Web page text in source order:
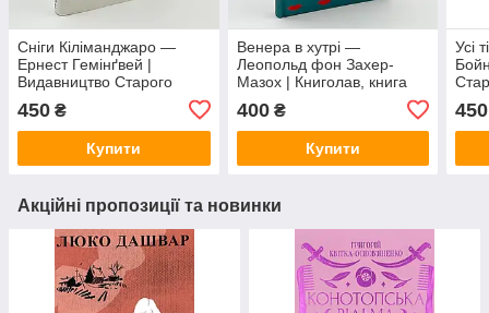
Сніги Кіліманджаро —
Ернест Гемінґвей |
Видавництво Старого
Лева, книга українською,
нова, тверда
450 ₴
Купити
Венера в хутрі —
Леопольд фон Захер-
Мазох | Книголав, книга
українською, нова, тверда
400₴
Купити
Усі
450
Акційні пропозиції та новинки